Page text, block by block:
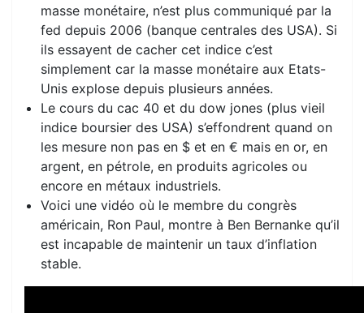
masse monétaire, n’est plus communiqué par la
fed depuis 2006 (banque centrales des USA). Si
ils essayent de cacher cet indice c’est
simplement car la masse monétaire aux Etats-
Unis explose depuis plusieurs années.
Le cours du cac 40 et du dow jones (plus vieil
indice boursier des USA) s’effondrent quand on
les mesure non pas en $ et en € mais en or, en
argent, en pétrole, en produits agricoles ou
encore en métaux industriels.
Voici une vidéo où le membre du congrès
américain, Ron Paul, montre à Ben Bernanke qu’il
est incapable de maintenir un taux d’inflation
stable.